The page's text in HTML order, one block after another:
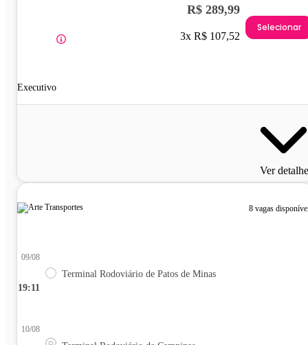
Executivo
R$ 289,99
3x R$ 107,52
Selecionar
Ver
8 vagas
19:11
09/08
Terminal Rodoviário de Patos de Minas
10/08